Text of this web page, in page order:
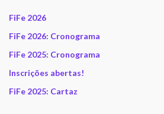
FiFe 2026
FiFe 2026: Cronograma
FiFe 2025: Cronograma
Inscrições abertas!
FiFe 2025: Cartaz